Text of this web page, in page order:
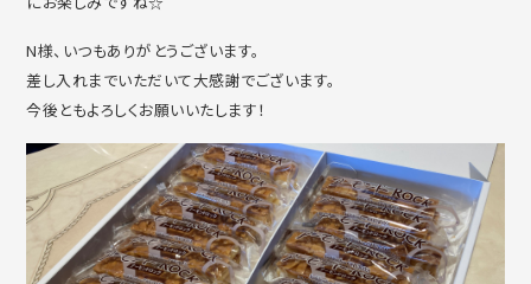
N様、いつもありがとうございます。
差し入れまでいただいて大感謝でございます。
今後ともよろしくお願いいたします！